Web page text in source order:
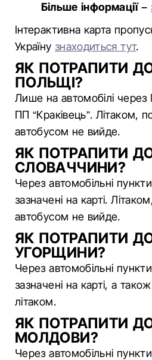
Більше інформації –
Інтерактивна карта
Україну знаходиться тут.
ЯК ПОТРАПИТИ
ПОЛЬЩІ?
Лише на автомобілі через
ПП “Краківець”. Літаком,
автобусом не вийде.
ЯК ПОТРАПИТИ ДО
СЛОВАЧЧИНИ?
Через автомобільні
зазначені на карті.
автобусом не вийде.
ЯК ПОТРАПИТИ
УГОРЩИНИ?
Через автомобільні
зазначені на карті, а
літаком.
ЯК ПОТРАПИТИ
МОЛДОВИ?
Через автомобільні